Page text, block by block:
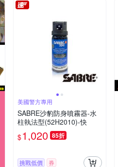
美國警方專用
SABRE沙豹防身噴霧器-水
柱執法型(52H2010)-快
$1,020 85折
挑戰低價 券